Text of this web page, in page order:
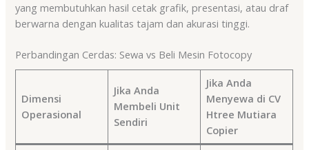
yang membutuhkan hasil cetak grafik, presentasi, atau draf
berwarna dengan kualitas tajam dan akurasi tinggi.
Perbandingan Cerdas: Sewa vs Beli Mesin Fotocopy
Dimensi
Operasional
Jika Anda
Membeli Unit
Sendiri
Jika Anda
Menyewa di CV
Htree Mutiara
Copier